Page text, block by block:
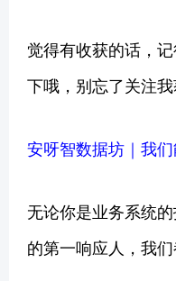
觉得有收获的话，
下哦，别忘了关注
安呀智数据坊｜我
无论你是业务系统
的第一响应人，我